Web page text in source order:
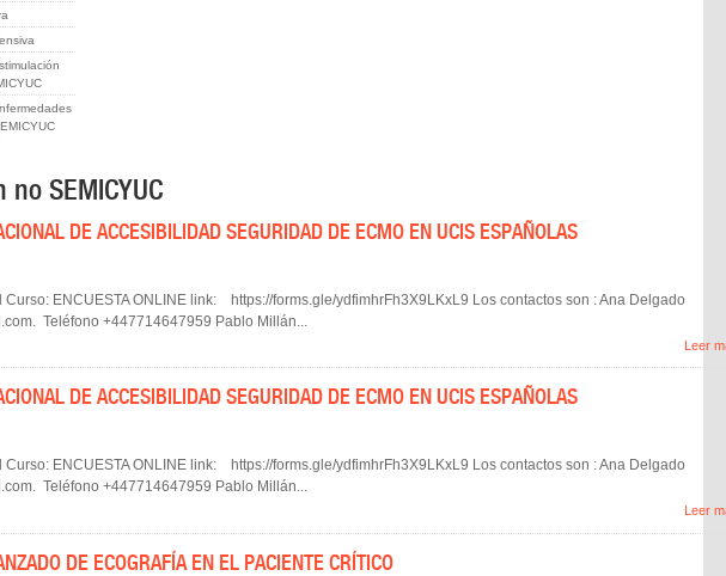
SEMICYUC
DE ACCESIBILIDAD SEGURIDAD DE ECMO EN UCIS ESPAÑOLAS
Curso: ENCUESTA ONLINE link: https://forms.gle/ydfimhrFh3X9LKxL9 Los contactos son : Ana Delgado
Teléfono +447714647959 Pablo Millán...
Leer
DE ACCESIBILIDAD SEGURIDAD DE ECMO EN UCIS ESPAÑOLAS
Curso: ENCUESTA ONLINE link: https://forms.gle/ydfimhrFh3X9LKxL9 Los contactos son : Ana Delgado
Teléfono +447714647959 Pablo Millán...
Leer
DE ECOGRAFÍA EN EL PACIENTE CRÍTICO